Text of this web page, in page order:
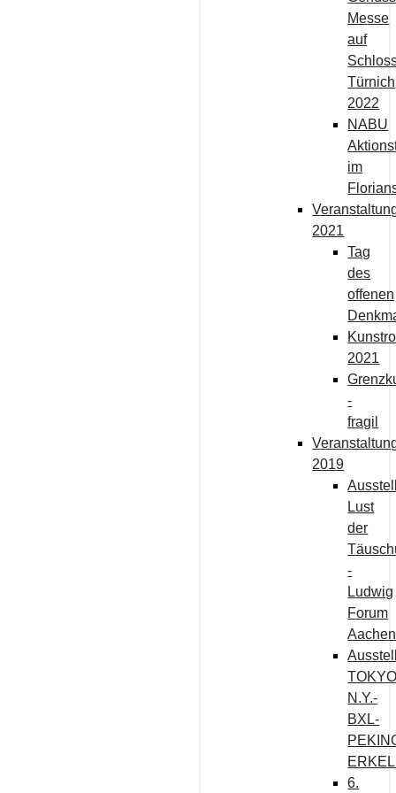
Messe
auf
Türnich
2022
NABU
im
2021
Tag
des
offenen
2021
-
fragil
2019
Lust
der
-
Ludwig
Forum
Aachen
N.Y.-
BXL-
6.